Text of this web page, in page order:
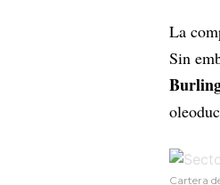
La
Sin
Cartera